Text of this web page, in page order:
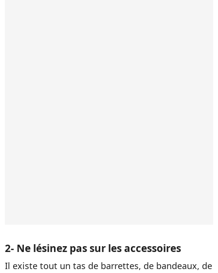
2- Ne lésinez pas sur les accessoires
Il existe tout un tas de barrettes, de bandeaux, de